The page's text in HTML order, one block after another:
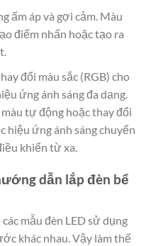
ấm áp và gợi cảm. Màu
điểm nhấn hoặc tạo ra
đổi màu sắc (RGB) cho
ứng ánh sáng đa dạng.
tự động hoặc thay đổi
hiệu ứng ánh sáng chuyển
khiển từ xa.
dẫn lắp đèn bể
mẫu đèn LED sử dụng
khác nhau. Vậy làm thế